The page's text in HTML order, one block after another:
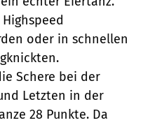
oder in schnellen
Schere bei der
Letzten in der
28 Punkte. Da